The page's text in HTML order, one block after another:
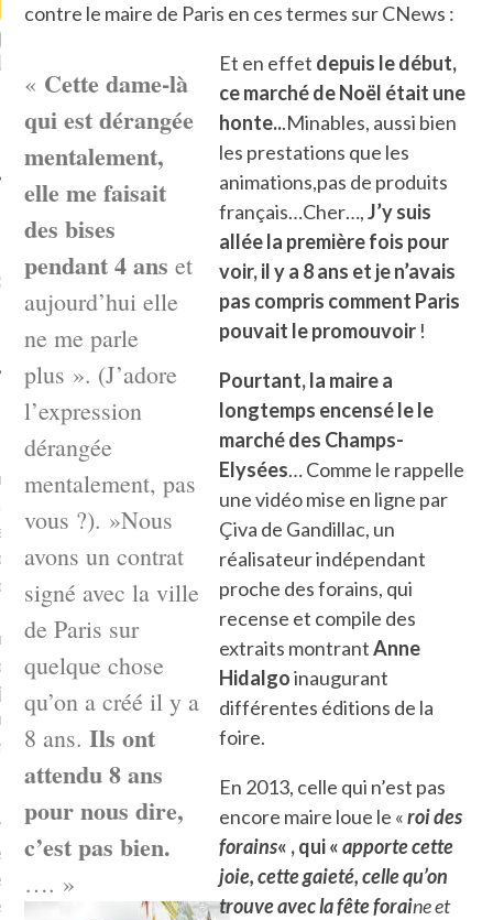
ATTACHÉS À LA
DE L’AMBASSADE
À PARIS. POURQUOI
CHAMPIGNONS ET AUX
LARDONS DANS LA HALLE
DE DAX. ET POURQUOI PAS
?
MES DERNIERS
SUR FACEBOOK
QUI MARCHE
journaliste à France
toujours aimé marcher.
conquis mais en
Je ne suis pas une
je le garde pour ce
je sens, j’entends, je
goûte et ceux que je
! Marcheuse des villes,
des ruines et des
qui Marche: pousseuse
cochère ou pas. Mais
pas d’interdit. Vélo,
bateau…
contre le maire de Paris en ces termes sur CNews :
« Cette dame-là
qui est dérangée
mentalement,
elle me faisait
des bises
pendant 4 ans et
aujourd’hui elle
ne me parle
plus ». (J’adore
l’expression
dérangée
mentalement, pas
vous ?). »Nous
avons un contrat
signé avec la ville
de Paris sur
quelque chose
qu’on a créé il y a
8 ans.Ils ont
attendu 8 ans
pour nous dire,
c’est pas bien.
…. »
Et en effet depuis le début,
ce marché de Noël était une
honte...Minables, aussi bien
les prestations que les
animations,pas de produits
français…Cher…,J’y suis
allée la première fois pour
voir, il y a 8 ans et je n’avais
pas compris comment Paris
pouvait le promouvoir !
Pourtant, la maire a
longtemps encensé le le
marché des Champs-
Elysées… Comme le rappelle
une vidéo mise en ligne par
Çiva de Gandillac, un
réalisateur indépendant
proche des forains, qui
recense et compile des
extraits montrantAnne
Hidalgoinaugurant
différentes éditions de la
foire.
En 2013, celle qui n’est pas
encore maire loue le «roi des
forains« , qui «apporte cette
joie, cette gaieté, celle qu’on
trouve avec la fête foraine et